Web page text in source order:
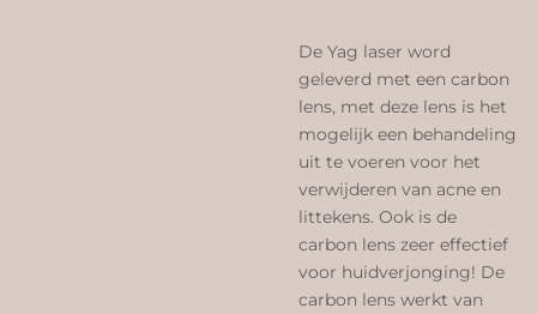
De Yag laser word
geleverd met een carbon
lens, met deze lens is het
mogelijk een behandeling
uit te voeren voor het
verwijderen van acne en
littekens. Ook is de
carbon lens zeer effectief
voor huidverjonging! De
carbon lens werkt van